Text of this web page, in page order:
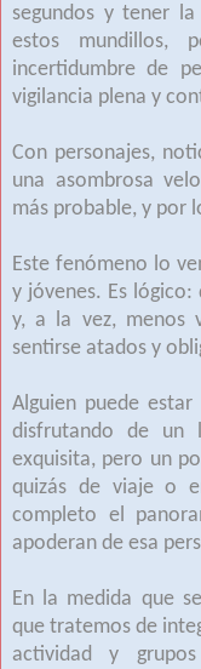
segundos y tener
estos mundillos,
incertidumbre de
vigilancia plena y
Con personajes,
una asombrosa
más probable, y por
Este fenómeno lo
y jóvenes. Es
y, a la vez, menos
sentirse atados y
Alguien puede
disfrutando de un
exquisita, pero un
quizás de viaje o
completo el
apoderan de esa
En la medida que
que tratemos de
actividad y